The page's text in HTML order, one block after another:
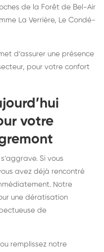
de la Forêt de Bel-Air
La Verrière, Le Condé-
d’assurer une présence
pour votre confort
votre
Si vous
avez déjà rencontré
Notre
une dératisation
de
ou remplissez notre